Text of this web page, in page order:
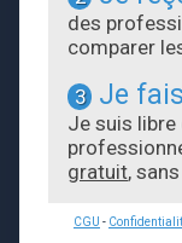
des
comparer
3 Je
Je suis libre
gratuit, sans
CGU -